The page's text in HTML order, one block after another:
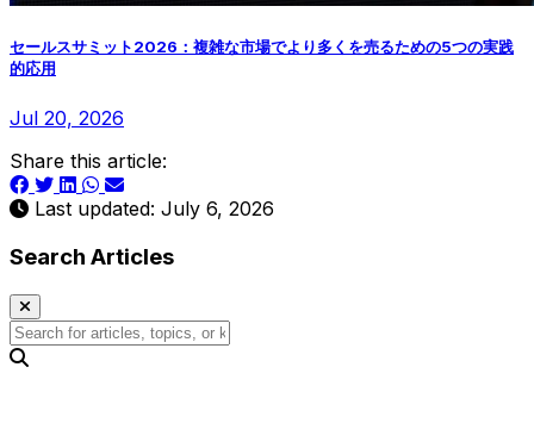
セールスサミット2026：複雑な市場でより多くを売るための5つの実践
的応用
Jul 20, 2026
Share this article:
Last updated: July 6, 2026
Search Articles